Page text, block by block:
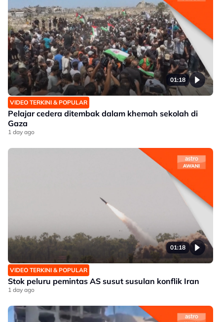
01:18
VIDEO TERKINI & POPULAR
Pelajar cedera ditembak dalam khemah sekolah di
Gaza
1 day ago
01:18
VIDEO TERKINI & POPULAR
Stok peluru pemintas AS susut susulan konflik Iran
1 day ago